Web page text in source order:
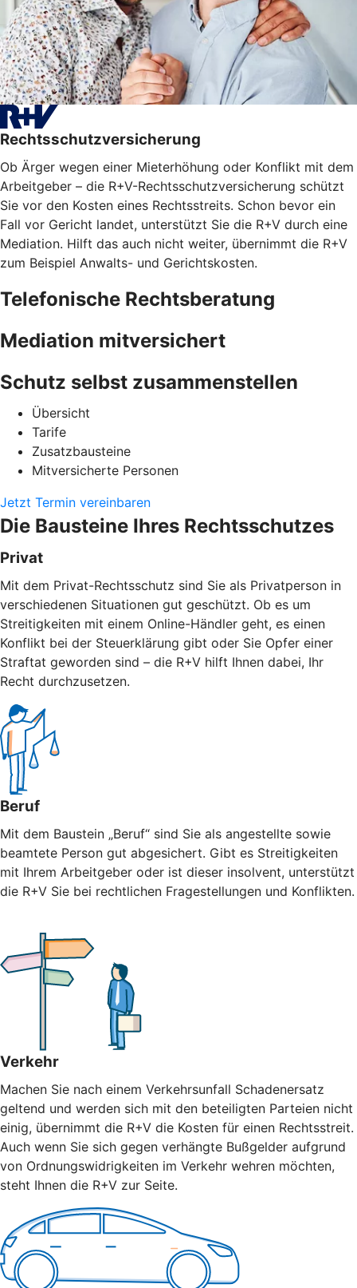
Rechtsschutzversicherung
Ob Ärger wegen einer Mieterhöhung oder Konflikt mit dem
Arbeitgeber – die R+V-Rechtsschutzversicherung schützt
Sie vor den Kosten eines Rechtsstreits. Schon bevor ein
Fall vor Gericht landet, unterstützt Sie die R+V durch eine
Mediation. Hilft das auch nicht weiter, übernimmt die R+V
zum Beispiel Anwalts- und Gerichtskosten.
Telefonische Rechtsberatung
Mediation mitversichert
Schutz selbst zusammenstellen
Übersicht
Tarife
Zusatzbausteine
Mitversicherte Personen
Jetzt Termin vereinbaren
Die Bausteine Ihres Rechtsschutzes
Privat
Mit dem Privat-Rechtsschutz sind Sie als Privatperson in
verschiedenen Situationen gut geschützt. Ob es um
Streitigkeiten mit einem Online-Händler geht, es einen
Konflikt bei der Steuerklärung gibt oder Sie Opfer einer
Straftat geworden sind – die R+V hilft Ihnen dabei, Ihr
Recht durchzusetzen.
Beruf
Mit dem Baustein „Beruf“ sind Sie als angestellte sowie
beamtete Person gut abgesichert. Gibt es Streitigkeiten
mit Ihrem Arbeitgeber oder ist dieser insolvent, unterstützt
die R+V Sie bei rechtlichen Fragestellungen und Konflikten.
Verkehr
Machen Sie nach einem Verkehrsunfall Schadenersatz
geltend und werden sich mit den beteiligten Parteien nicht
einig, übernimmt die R+V die Kosten für einen Rechtsstreit.
Auch wenn Sie sich gegen verhängte Bußgelder aufgrund
von Ordnungswidrigkeiten im Verkehr wehren möchten,
steht Ihnen die R+V zur Seite.